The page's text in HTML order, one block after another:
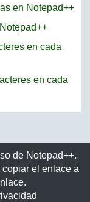
en Notepad++
en cada
en cada
de Notepad++.
el enlace a